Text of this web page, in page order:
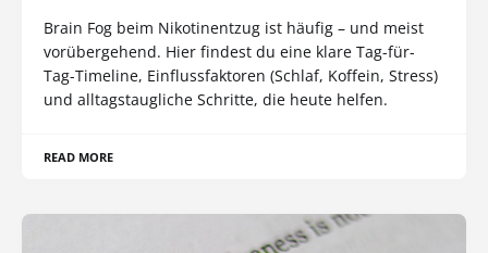
Brain Fog beim Nikotinentzug ist häufig – und meist
vorübergehend. Hier findest du eine klare Tag-für-
Tag-Timeline, Einflussfaktoren (Schlaf, Koffein, Stress)
und alltagstaugliche Schritte, die heute helfen.
READ MORE